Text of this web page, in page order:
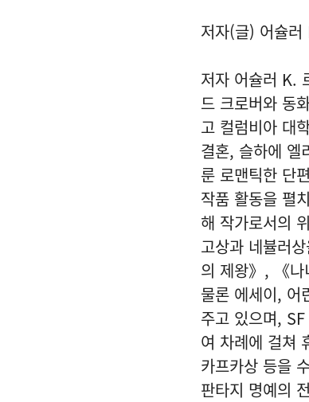
저자(글) 어슐러
저자 어슐러 K.
드 크로버와 동
고 컬럼비아 대
결혼, 슬하에 엘
룬 로맨틱한 단
작품 활동을 펼
해 작가로서의
고상과 네뷸러
의 제왕》, 《나
물론 에세이, 어
주고 있으며,
여 차례에 걸쳐
카프카상 등을
판타지 명예의